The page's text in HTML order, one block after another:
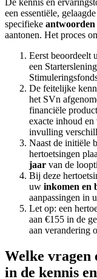
De kennis en
een essentiële,
specifieke
aantonen. Het proces
Eerst beoordeelt
een
De feitelijke
het SVn
financiële
exacte inhoud
invulling
Naast de initiële
hertoetsingen
jaar van de
Bij deze
uw inkomen en
aanpassingen in
Let op: een
aan €155 in de
aan verandering
Welke vragen
in de kennis